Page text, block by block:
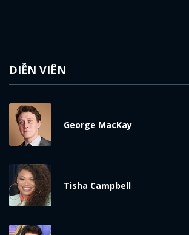
ĐĂNG NHẬP
DIỄN VIÊN
George MacKay
Tisha Campbell